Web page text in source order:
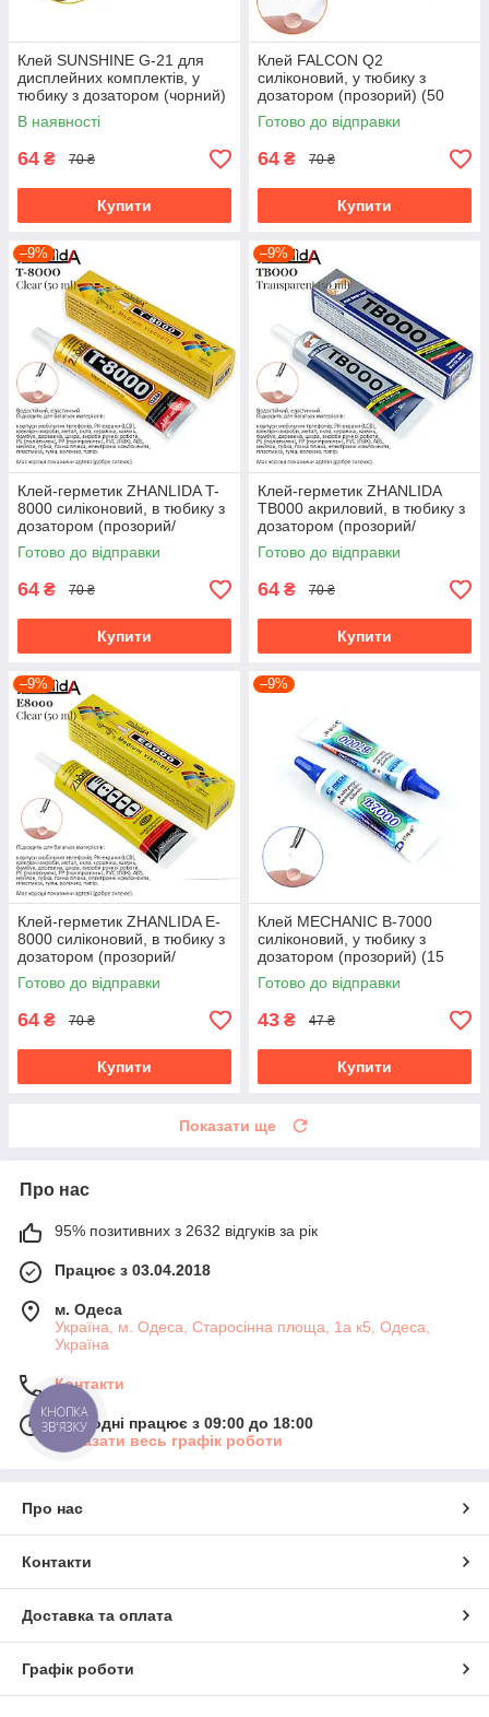
Клей SUNSHINE G-21 для
дисплейних комплектів, у
тюбику з дозатором (чорний)
(15 мл)
В наявності
64 ₴ 70 ₴
Купити
Клей FALCON Q2
силіконовий, у тюбику з
дозатором (прозорий) (50
мл)
Готово до відправки
64 ₴ 70 ₴
Купити
–9%
Клей-герметик ZHANLIDA T-
8000 силіконовий, в тюбику з
дозатором (прозорий/
середня в'язкість) (50 мл)
Готово до відправки
64 ₴ 70 ₴
Купити
–9%
Клей-герметик ZHANLIDA
TB000 акриловий, в тюбику з
дозатором (прозорий/
середня в'язкість) (50 мл)
Готово до відправки
64 ₴ 70 ₴
Купити
–9%
Клей-герметик ZHANLIDA E-
8000 силіконовий, в тюбику з
дозатором (прозорий/
середня в'язкість/рідкий
скотч) (50 мл)
Готово до відправки
64 ₴ 70 ₴
Купити
–9%
Клей MECHANIC B-7000
силіконовий, у тюбику з
дозатором (прозорий) (15
мл)
Готово до відправки
43 ₴ 47 ₴
Купити
Показати ще
Про нас
95% позитивних з 2632 відгуків за рік
Працює з 03.04.2018
м. Одеса
Україна, м. Одеса, Старосінна площа, 1а к5, Одеса,
Україна
Контакти
Сьогодні працює з 09:00 до 18:00
Показати весь графік роботи
Про нас
Контакти
Доставка та оплата
Графік роботи
КНОПКА
ЗВ'ЯЗКУ